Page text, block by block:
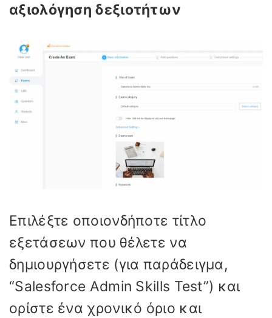
αξιολόγηση δεξιοτήτων
Επιλέξτε οποιονδήποτε τίτλο
εξετάσεων που θέλετε να
δημιουργήσετε (για παράδειγμα,
“Salesforce Admin Skills Test”) και
ορίστε ένα χρονικό όριο και